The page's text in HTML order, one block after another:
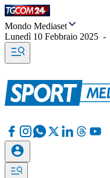
Mondo Mediaset
Lunedì 10 Febbraio 2025 -